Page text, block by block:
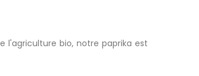
l'agriculture bio, notre paprika est